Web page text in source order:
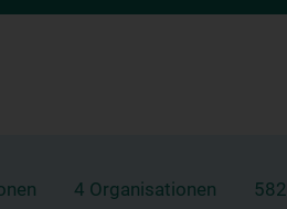
4 Organisationen